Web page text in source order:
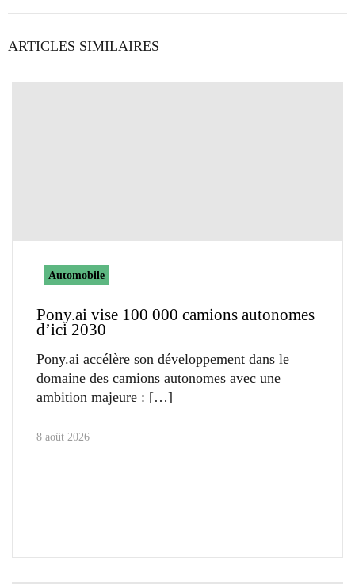
ARTICLES SIMILAIRES
Automobile
Pony.ai vise 100 000 camions autonomes
d’ici 2030
Pony.ai accélère son développement dans le
domaine des camions autonomes avec une
ambition majeure :
8 août 2026